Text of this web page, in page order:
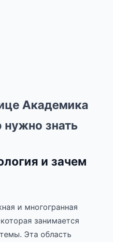
Академика
нужно знать
и зачем
и многогранная
занимается
Эта область